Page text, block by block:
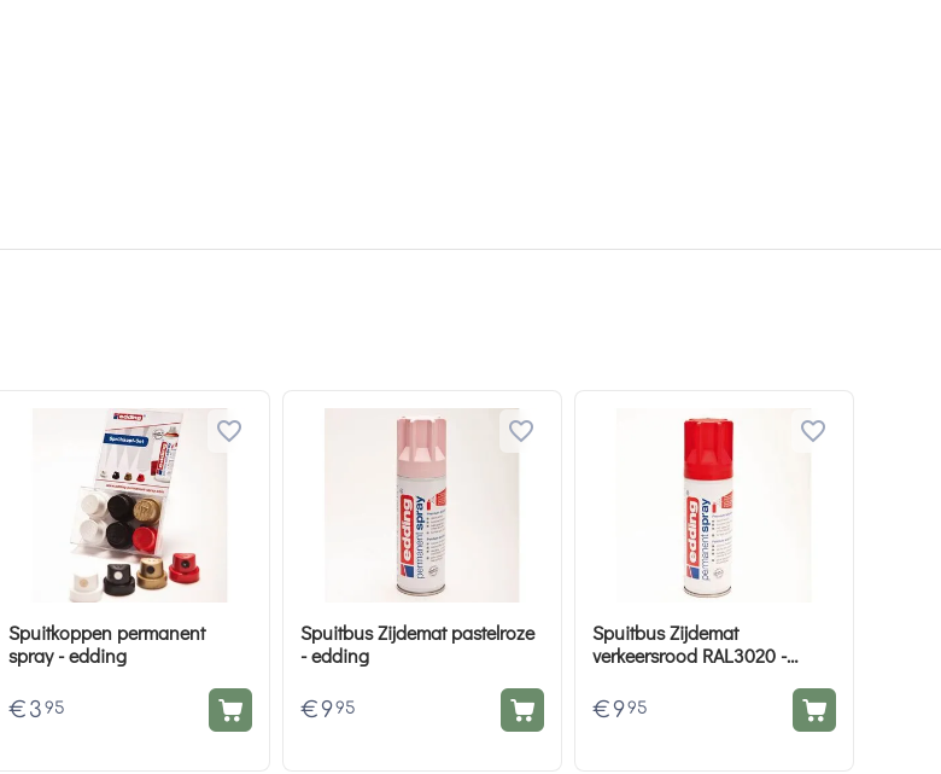
Spuitkoppen permanent
spray - edding
€ 3 95
Spuitbus Zijdemat pastelroze
- edding
€9 95
Spuitbus Zijdemat
verkeersrood RAL3020 -
€9 95